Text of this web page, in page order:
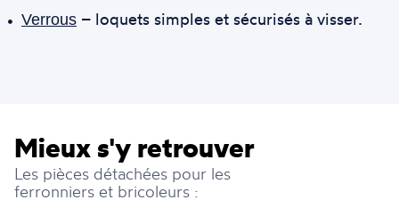
Verrous– loquets simples et sécurisés à visser.
Mieux s'y retrouver
Les pièces détachées pour les
ferronniers et bricoleurs :